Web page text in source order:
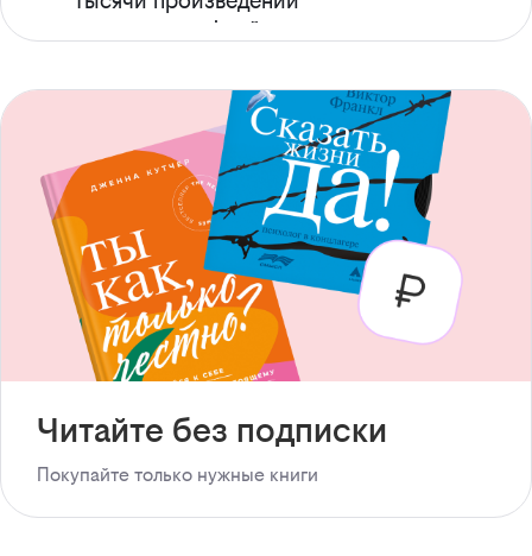
с доступом офлайн
Читайте без подписки
Покупайте только нужные книги